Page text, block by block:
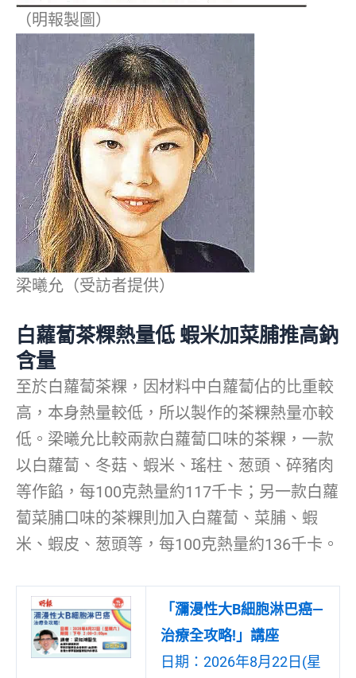
（明報製圖）
梁曦允（受訪者提供）
白蘿蔔茶粿熱量低 蝦米加菜脯推高鈉
含量
至於白蘿蔔茶粿，因材料中白蘿蔔佔的比重較
高，本身熱量較低，所以製作的茶粿熱量亦較
低。梁曦允比較兩款白蘿蔔口味的茶粿，一款
以白蘿蔔、冬菇、蝦米、瑤柱、葱頭、碎豬肉
等作餡，每100克熱量約117千卡；另一款白蘿
蔔菜脯口味的茶粿則加入白蘿蔔、菜脯、蝦
米、蝦皮、葱頭等，每100克熱量約136千卡。
「瀰漫性大B細胞淋巴癌—
治療全攻略!」講座
日期：2026年8月22日(星